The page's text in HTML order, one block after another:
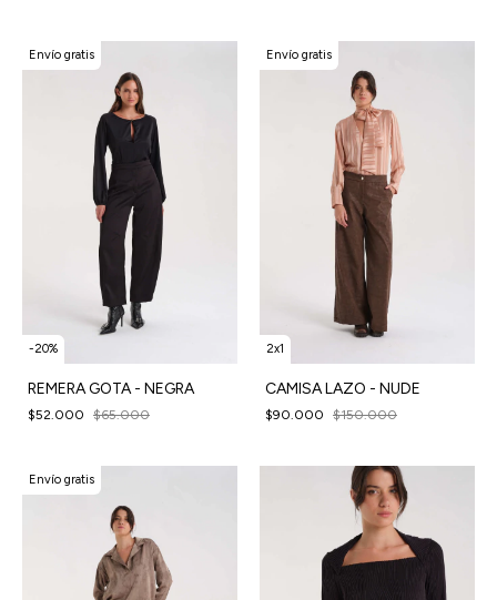
-20%
Envío gratis
REMERA GOTA - NEGRA
$52.000 $65.000
2x1
Envío gratis
CAMISA LAZO - NUDE
$90.000 $150.000
Envío gratis